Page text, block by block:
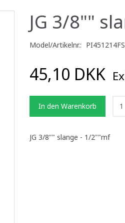
JG 3/8""
Model/Artikelnr.: PI451214FS
45,10 DKK
In den Warenkorb
JG 3/8"" slange - 1/2""mf